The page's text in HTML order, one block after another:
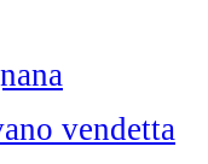
vendetta